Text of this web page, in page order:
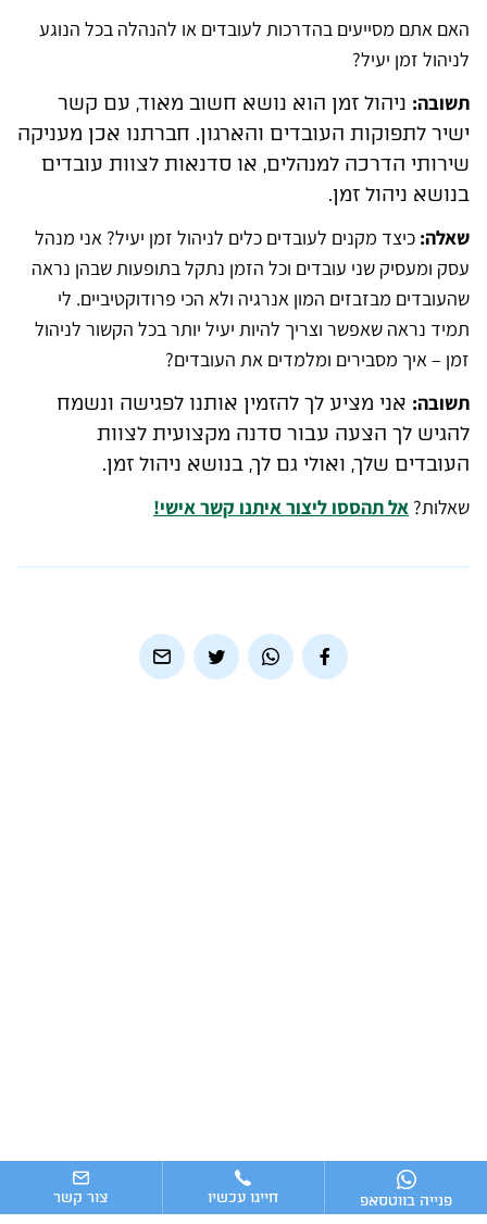
האם אתם מסייעים בהדרכות לעובדים או להנהלה בכל הנוגע
לניהול זמן יעיל?
תשובה: ניהול זמן הוא נושא חשוב מאוד, עם קשר
ישיר לתפוקות העובדים והארגון. חברתנו אכן מעניקה
שירותי הדרכה למנהלים, או סדנאות לצוות עובדים
בנושא ניהול זמן.
שאלה: כיצד מקנים לעובדים כלים לניהול זמן יעיל? אני מנהל
עסק ומעסיק שני עובדים וכל הזמן נתקל בתופעות שבהן נראה
שהעובדים מבזבזים המון אנרגיה ולא הכי פרודוקטיביים. לי
תמיד נראה שאפשר וצריך להיות יעיל יותר בכל הקשור לניהול
זמן – איך מסבירים ומלמדים את העובדים?
תשובה: אני מציע לך להזמין אותנו לפגישה ונשמח
להגיש לך הצעה עבור סדנה מקצועית לצוות
העובדים שלך, ואולי גם לך, בנושא ניהול זמן.
שאלות? אל תהססו ליצור איתנו קשר אישי!
פנייה בווטסאפ חייגו עכשיו צור קשר